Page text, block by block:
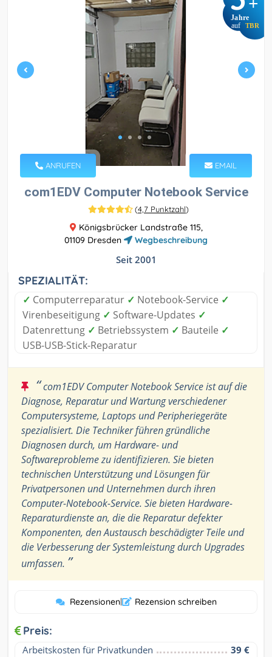
Jahre
auf TBR
ANRUFEN EMAIL
com1EDV Computer Notebook Service
(4,7 Punktzahl)
Königsbrücker Landstraße 115,
01109 Dresden
Wegbeschreibung
Seit 2001
SPEZIALITÄT:
✓ Computerreparatur ✓ Notebook-Service ✓
Virenbeseitigung ✓ Software-Updates ✓
Datenrettung ✓ Betriebssystem ✓ Bauteile ✓
USB-USB-Stick-Reparatur
“com1EDV Computer Notebook Service ist auf die
Diagnose, Reparatur und Wartung verschiedener
Computersysteme, Laptops und Peripheriegeräte
spezialisiert. Die Techniker führen gründliche
Diagnosen durch, um Hardware- und
Softwareprobleme zu identifizieren. Sie bieten
technischen Unterstützung und Lösungen für
Privatpersonen und Unternehmen durch ihren
Computer-Notebook-Service. Sie bieten Hardware-
Reparaturdienste an, die die Reparatur defekter
Komponenten, den Austausch beschädigter Teile und
die Verbesserung der Systemleistung durch Upgrades
umfassen. ”
Rezensionen| Rezension schreiben
Preis:
Arbeitskosten für Privatkunden
39 €